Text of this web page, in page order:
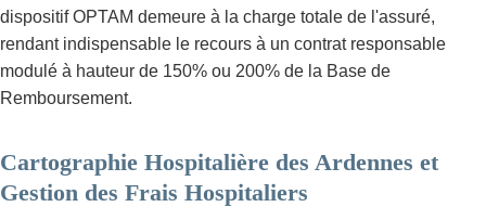
dispositif OPTAM demeure à la charge totale de l'assuré,
rendant indispensable le recours à un contrat responsable
modulé à hauteur de 150% ou 200% de la Base de
Remboursement.
Cartographie Hospitalière des Ardennes et
Gestion des Frais Hospitaliers